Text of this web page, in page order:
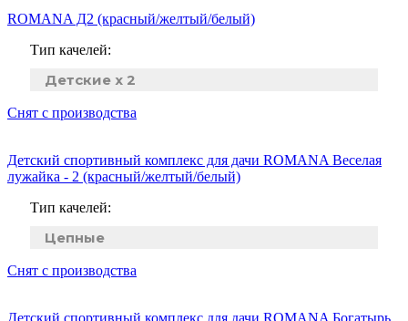
ROMANA Д2 (красный/желтый/белый)
Тип качелей:
Детские x 2
Снят с производства
Детский спортивный комплекс для дачи ROMANA Веселая
лужайка - 2 (красный/желтый/белый)
Тип качелей:
Цепные
Снят с производства
Детский спортивный комплекс для дачи ROMANA Богатырь